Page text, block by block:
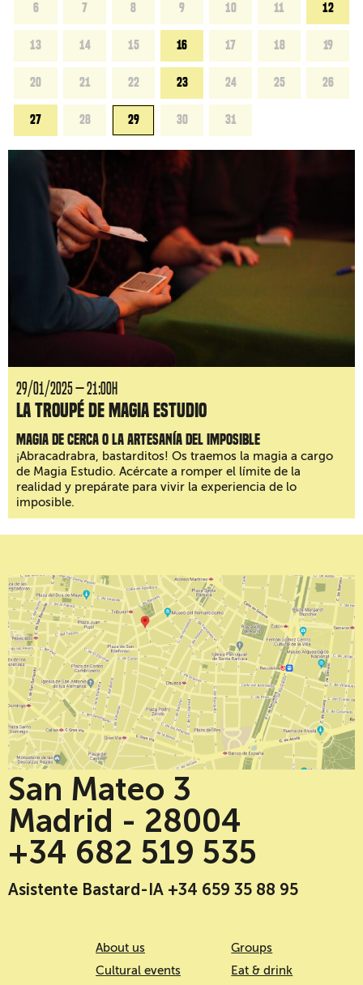
6 7 8 9 10 11 12
13 14 15 16 17 18 19
20 21 22 23 24 25 26
27 28 29 30 31
29/01/2025 — 21:00H
La Troupé de Magia Estudio
Magia de cerca o la artesanía del imposible
¡Abracadrabra, bastarditos! Os traemos la magia a cargo
de Magia Estudio. Acércate a romper el límite de la
realidad y prepárate para vivir la experiencia de lo
imposible.
San Mateo 3
Madrid - 28004
+34 682 519 535
Asistente Bastard-IA +34 659 35 88 95
About us
Cultural events
Groups
Eat & drink